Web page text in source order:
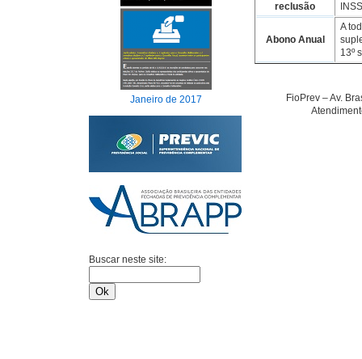
Janeiro de 2017
Buscar neste site:
reclusão
Abono Anual
A
13º
FioPrev – Av.